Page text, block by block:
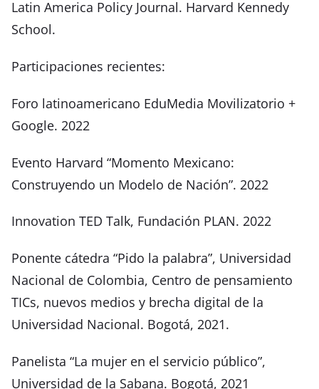
Latin America Policy Journal. Harvard Kennedy
School.
Participaciones recientes:
Foro latinoamericano EduMedia Movilizatorio +
Google. 2022
Evento Harvard “Momento Mexicano:
Construyendo un Modelo de Nación”. 2022
Innovation TED Talk, Fundación PLAN. 2022
Ponente cátedra “Pido la palabra”, Universidad
Nacional de Colombia, Centro de pensamiento
TICs, nuevos medios y brecha digital de la
Universidad Nacional. Bogotá, 2021.
Panelista “La mujer en el servicio público”,
Universidad de la Sabana. Bogotá, 2021